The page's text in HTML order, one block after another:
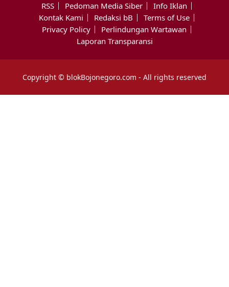
RSS Pedoman Media Siber
Info Iklan
Kontak Kami
Redaksi bB
Terms of Use
Privacy Policy
Perlindungan Wartawan
Laporan Transparansi
Copyright © blokBojonegoro.com - All rights reserved